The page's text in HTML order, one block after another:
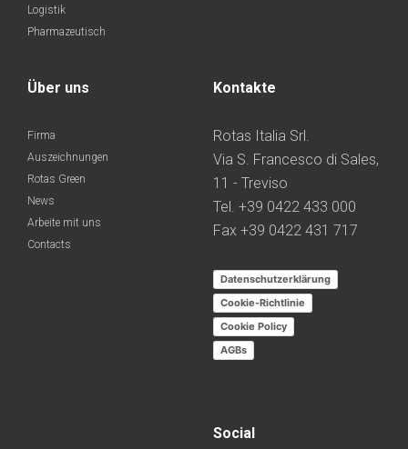
Logistik
Pharmazeutisch
Über uns
Firma
Auszeichnungen
Rotas Green
News
Arbeite mit uns
Contacts
Kontakte
Rotas Italia Srl.
Via S. Francesco di Sales,
11 - Treviso
Tel. +39 0422 433 000
Fax +39 0422 431 717
Datenschutzerklärung
Cookie-Richtlinie
Cookie Policy
AGBs
Social